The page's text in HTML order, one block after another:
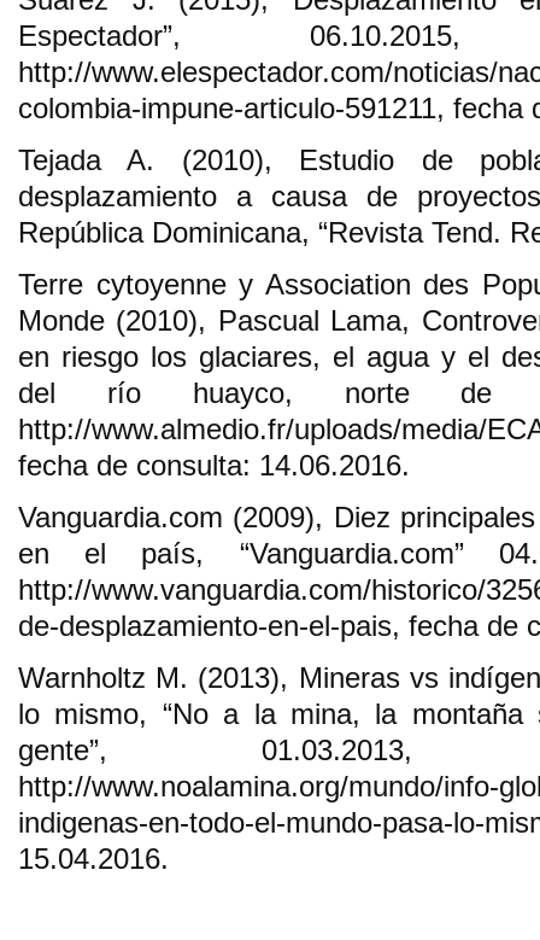
Espectador”,
http://www.elespectador.com/noticias/
colombia-impune-articulo-591211, fecha
Tejada A. (2010), Estudio de
desplazamiento a causa de
República Dominicana, “Revista Tend.
Terre cytoyenne y Association des
Monde (2010), Pascual Lama,
en riesgo los glaciares, el agua y el
del río huayco, norte de
http://www.almedio.fr/uploads/media/
fecha de consulta: 14.06.2016.
Vanguardia.com (2009), Diez
en el país, “Vanguardia.com”
http://www.vanguardia.com/historico/
de-desplazamiento-en-el-pais, fecha de
Warnholtz M. (2013), Mineras vs
lo mismo, “No a la mina, la
gente”, 01.03.2013,
http://www.noalamina.org/mundo/info-
indigenas-en-todo-el-mundo-pasa-
15.04.2016.